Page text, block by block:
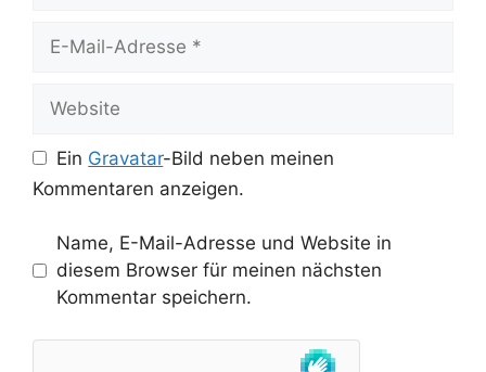
Mail-
Ein Gravatar-Bild neben meinen
Kommentaren anzeigen.
Name, E-Mail-Adresse und Website in
diesem Browser für meinen nächsten
Kommentar speichern.